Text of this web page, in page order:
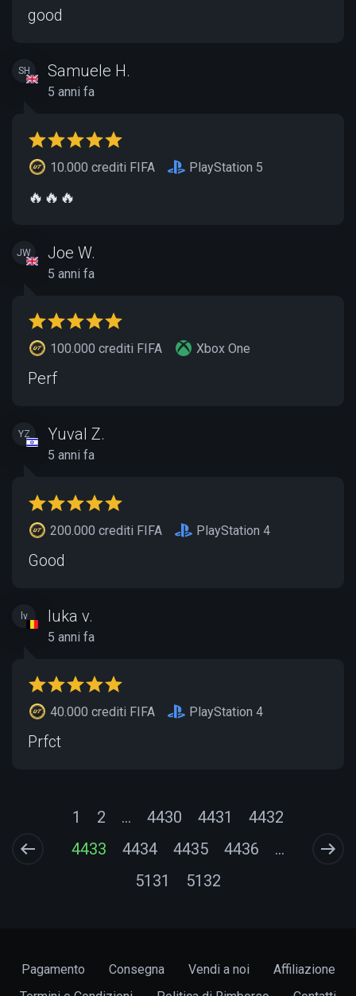
good
SH Samuele H.
5 anni fa
10.000 crediti FIFA PlayStation 5
🔥🔥🔥
JW Joe W.
5 anni fa
100.000 crediti FIFA Xbox One
Perf
YZ Yuval Z.
5 anni fa
200.000 crediti FIFA PlayStation 4
Good
lv luka v.
5 anni fa
40.000 crediti FIFA PlayStation 4
Prfct
1 2 ... 4430 4431
4432
4433
4434 4435 4436
...
5131
5132
Pagamento Consegna Vendi a noi
Affiliazione